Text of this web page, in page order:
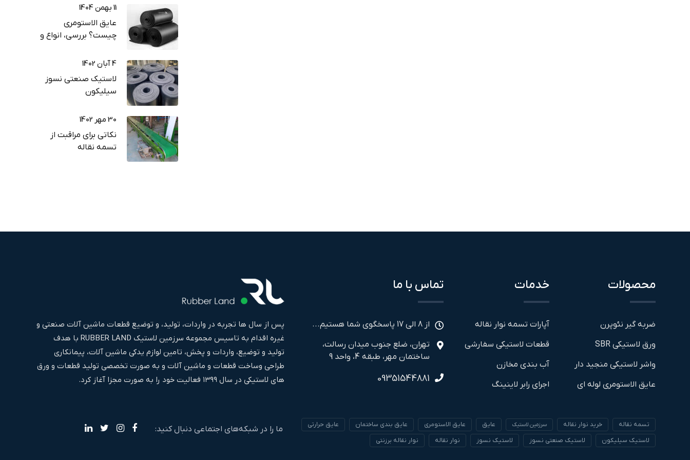
11 بهمن 1404
عایق الاستومری
چیست؟ بررسی، انواع و
4 آبان 1402
لاستیک صنعتی نسوز
سیلیکون
30 مهر 1402
نکاتی برای مراقبت از
تسمه نقاله
محصولات
ضربه گیر نئوپرن
ورق لاستیکی SBR
واشر لاستیکی منجید دار
عایق الاستومری لوله ای
خدمات
آپارات تسمه نوار نقاله
قطعات لاستیکی سفارشی
آب بندی مخازن
اجرای رابر لاینینگ
تماس با ما
از 8 الی 17 پاسخگوی شما هستیم...
تهران، ضلع جنوب میدان رسالت،
ساختمان مهر، طبقه 4، واحد 9
09351544881
پس از سال ها تجربه در واردات، تولید، و توضیع قطعات ماشین آلات صنعتی و
غیره اقدام به تاسیس مجموعه سرزمین لاستیک RUBBER LAND با هدف
تولید و توضیع، واردات و پخش، تامین لوازم یدکی ماشین آلات، پیمانکاری
طراحی وساخت قطعات و ماشین آلات و به صورت تخصصی تولید قطعات و ورق
های لاستیکی در سال ۱۳۹۹ فعالیت خود را به صورت مجزا آغاز کرد.
تسمه نقاله خرید نوار نقاله سرزمین لاستیک عایق عایق الاستومری عایق بندی ساختمان
عایق حرارتی
لاستیک سیلیکون
لاستیک صنعتی نسوز لاستیک نسوز نوار نقاله نوار نقاله برزنتی
ما را در شبکه‌های اجتماعی دنبال کنید: